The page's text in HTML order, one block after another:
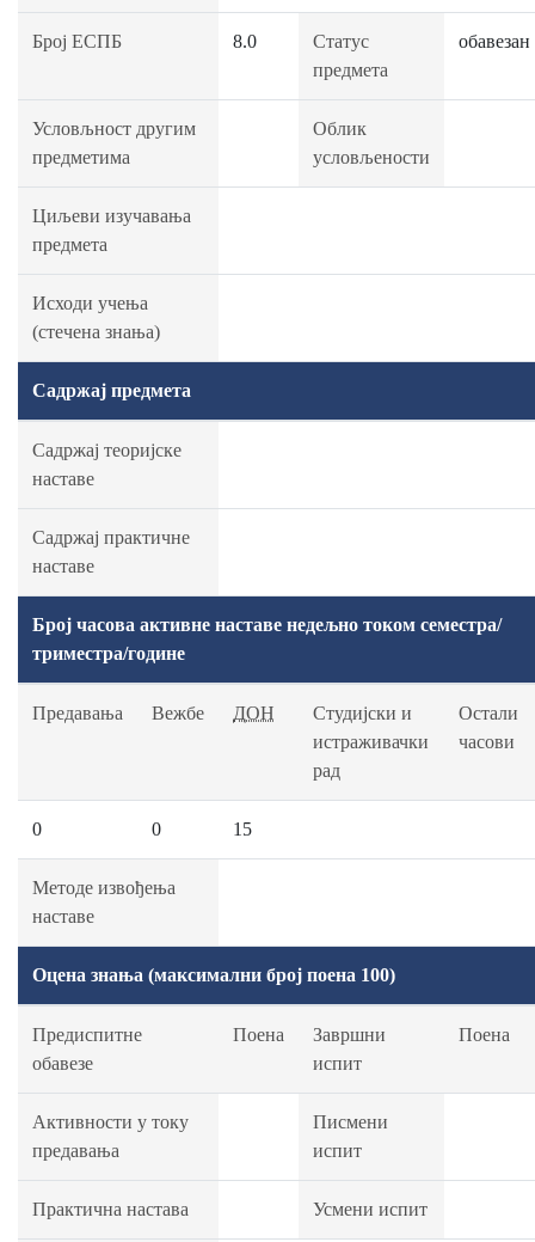
Број ЕСПБ 8.0
Статус
предмета
обавезан
Условљност другим
предметима
Облик
условљености
Циљеви изучавања
предмета
Исходи учења
(стечена знања)
Садржај предмета
Садржај теоријске
наставе
Садржај практичне
наставе
Број часова активне наставе недељно током семестра/
триместра/године
Предавања Вежбе ДОН
Студијски и
истраживачки
рад
Остали
часови
0 0 15
Методе извођења
наставе
Оцена знања (максимални број поена 100)
Предиспитне
обавезе
Поена
Завршни
испит
Поена
Активности у току
предавања
Писмени
испит
Практична настава Усмени испит